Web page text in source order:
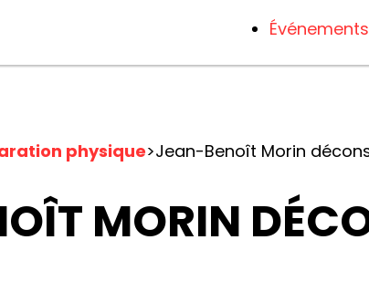
Événements
physique>Jean-Benoît Morin
MORIN